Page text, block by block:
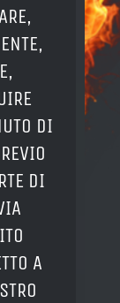
DI
DI
A